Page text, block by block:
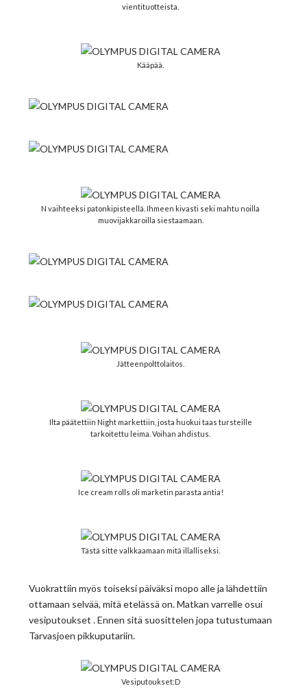
vientituotteista.
Kääpää.
N vaihteeksi patonkipisteellä. Ihmeen kivasti seki mahtu noilla
muovijakkaroilla siestaamaan.
Jätteenpolttolaitos.
Ilta päätettiin Night markettiin, josta huokui taas tursteille
tarkoitettu leima. Voihan ahdistus.
Ice cream rolls oli marketin parasta antia!
Tästä sitte valkkaamaan mitä illalliseksi.
Vuokrattiin myös toiseksi päiväksi mopo alle ja lähdettiin
ottamaan selvää, mitä etelässä on. Matkan varrelle osui
vesiputoukset . Ennen sitä suosittelen jopa tutustumaan
Tarvasjoen pikkuputariin.
Vesiputoukset:D